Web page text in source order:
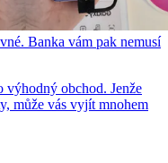
Banka vám pak nemusí
výhodný obchod. Jenže
může vás vyjít mnohem